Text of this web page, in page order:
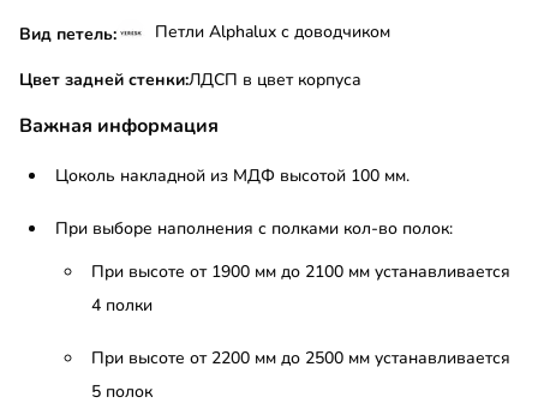
Вид петель: Петли Alphalux с доводчиком
Цвет задней стенки:ЛДСП в цвет корпуса
Важная информация
Цоколь накладной из МДФ высотой 100 мм.
При выборе наполнения с полками кол-во полок:
При высоте от 1900 мм до 2100 мм устанавливается
4 полки
При высоте от 2200 мм до 2500 мм устанавливается
5 полок